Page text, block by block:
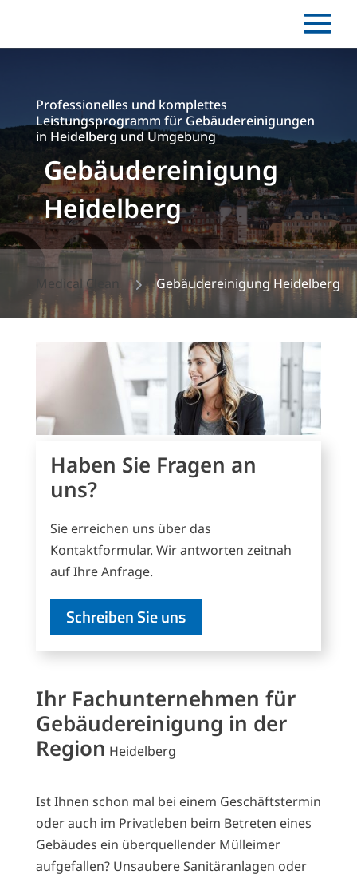
Professionelles und komplettes
Leistungsprogramm für Gebäudereinigungen
in Heidelberg und Umgebung
Gebäudereinigung
Heidelberg
Medical Clean 5 Gebäudereinigung Heidelberg
Haben Sie Fragen an
uns?
Sie erreichen uns über das
Kontaktformular. Wir antworten zeitnah
auf Ihre Anfrage.
Schreiben Sie uns
Ihr Fachunternehmen für
Gebäudereinigung in der
Region Heidelberg
Ist Ihnen schon mal bei einem Geschäftstermin
oder auch im Privatleben beim Betreten eines
Gebäudes ein überquellender Mülleimer
aufgefallen? Unsaubere Sanitäranlagen oder